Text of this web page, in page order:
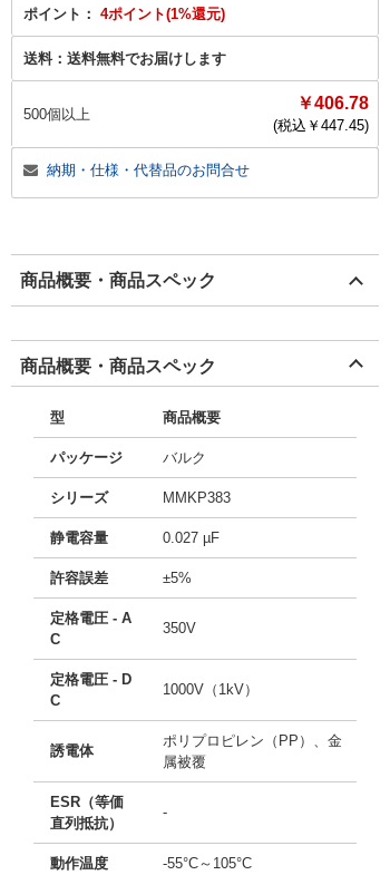
ポイント： 4ポイント(1%還元)
送料： 送料無料でお届けします
500個以上
￥406.78
(税込￥ 447.45)
納期・仕様・代替品のお問合せ
商品概要・商品スペック
商品概要・商品スペック
型 商品概要
パッケージ バルク
シリーズ MMKP383
静電容量 0.027 µF
許容誤差 ±5%
定格電圧 - A
C
350V
定格電圧 - D
C
1000V（1kV）
誘電体
ポリプロピレン（PP）、金
属被覆
ESR（等価
直列抵抗）
-
動作温度 -55°C～105°C